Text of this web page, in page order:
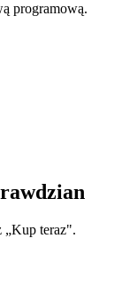
programową.
„Kup teraz".